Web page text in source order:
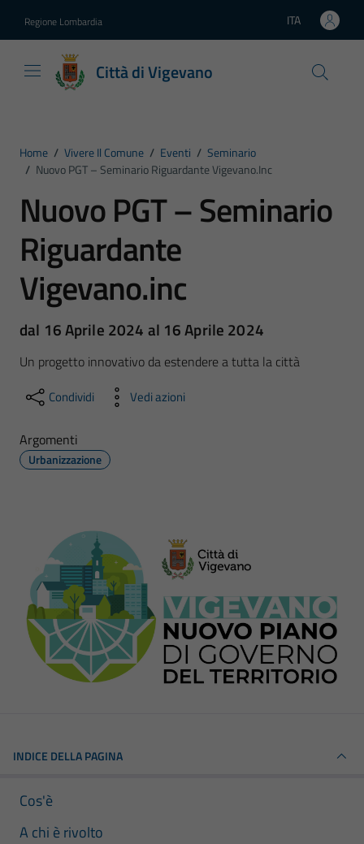
Regione Lombardia Lingua attiva:
ITA
Città di Vigevano
Home / Vivere Il Comune / Eventi / Seminario
/ Nuovo PGT – Seminario Riguardante Vigevano.inc
Nuovo PGT – Seminario
Riguardante
Vigevano.inc
dal 16 Aprile 2024 al 16 Aprile 2024
Un progetto innovativo da estendere a tutta la città
Condividi Vedi azioni
Argomenti
Urbanizzazione
INDICE DELLA PAGINA
Cos'è
A chi è rivolto